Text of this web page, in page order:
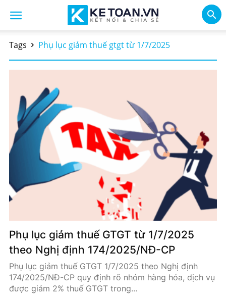
Tags Phụ lục giảm thuế gtgt từ 1/7/2025
Phụ lục giảm thuế GTGT từ 1/7/2025
theo Nghị định 174/2025/NĐ-CP
Phụ lục giảm thuế GTGT 1/7/2025 theo Nghị định
174/2025/NĐ-CP quy định rõ nhóm hàng hóa, dịch vụ
được giảm 2% thuế GTGT trong...